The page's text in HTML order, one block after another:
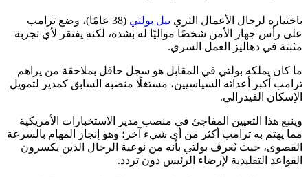
باختياره لرجال الأعمال الثري بيل بولتي
(38 عامًا)، وضع ترامب
على رأس جهاز الأمن شخصًا مواليًا له بشدة، لكنه يفتقر لأي تجربة
مثبتة في دهاليز العمل السري.
ما كان يملكه بولتي في المقابل هو سجل حافل بملاحقة من يراهم
ترامب أكبر أعدائه السياسيين، مستغلًا منصبه السابق كمدير لتمويل
الإسكان الفيدرالي.
وينبع هذا التعيين المفاجئ في منصب مدير الاستخبارات الأمريكية
مما يهتم به ترامب أكثر من أي شيء آخر؛ وهو إنجاز المهام بالسرعة
القصوى، حيث يُعرف بولتي بأنه من نوعية الرجال الذين يكسرون
القواعد التقليدية لإرضاء الرئيس دون تردد.